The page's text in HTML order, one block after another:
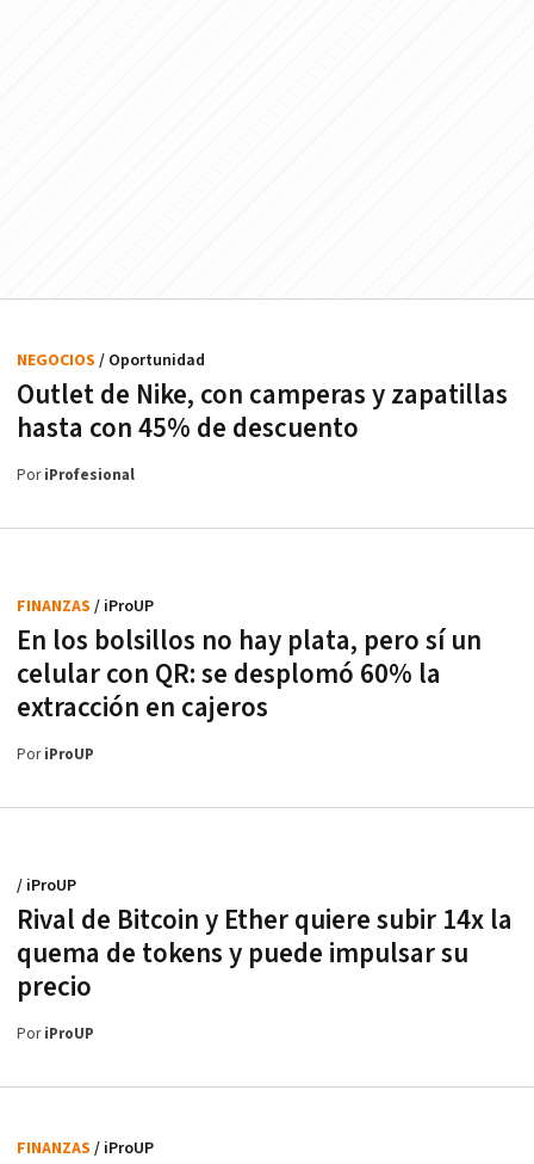
Outlet de Nike, con camperas y zapatillas
hasta con 45% de descuento
NEGOCIOS / Oportunidad
PoriProfesional
En los bolsillos no hay plata, pero sí un
celular con QR: se desplomó 60% la
extracción en cajeros
FINANZAS / iProUP
PoriProUP
Rival de Bitcoin y Ether quiere subir 14x la
quema de tokens y puede impulsar su
precio
/ iProUP
PoriProUP
FINANZAS / iProUP